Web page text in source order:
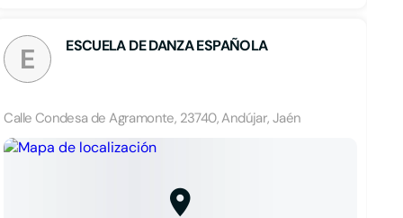
E ESCUELA DE DANZA ESPAÑOLA
Calle Condesa de Agramonte, 23740, Andújar, Jaén